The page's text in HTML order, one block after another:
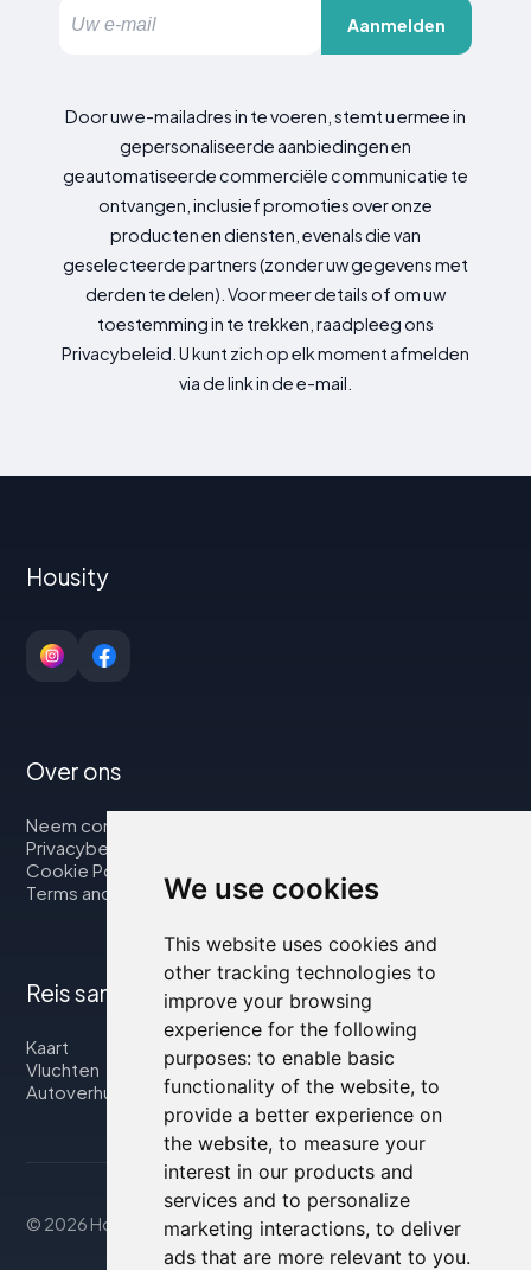
We use cookies
This website uses cookies and
other tracking technologies to
improve your browsing
experience for the following
purposes: to enable basic
functionality of the website, to
provide a better experience on
the website, to measure your
interest in our products and
services and to personalize
marketing interactions, to deliver
ads that are more relevant to you.
Aanmelden
Door uw e-mailadres in te voeren, stemt u ermee in
gepersonaliseerde aanbiedingen en
geautomatiseerde commerciële communicatie te
ontvangen, inclusief promoties over onze
producten en diensten, evenals die van
geselecteerde partners (zonder uw gegevens met
derden te delen). Voor meer details of om uw
toestemming in te trekken, raadpleeg ons
Privacybeleid. U kunt zich op elk moment afmelden
via de link in de e-mail.
Housity
Over ons
Neem contact op met
Privacybeleid
Cookie Policy
Terms and Conditions
Reis samen met ons
Kaart
Vluchten
Autoverhuur
© 2026 Housity.net